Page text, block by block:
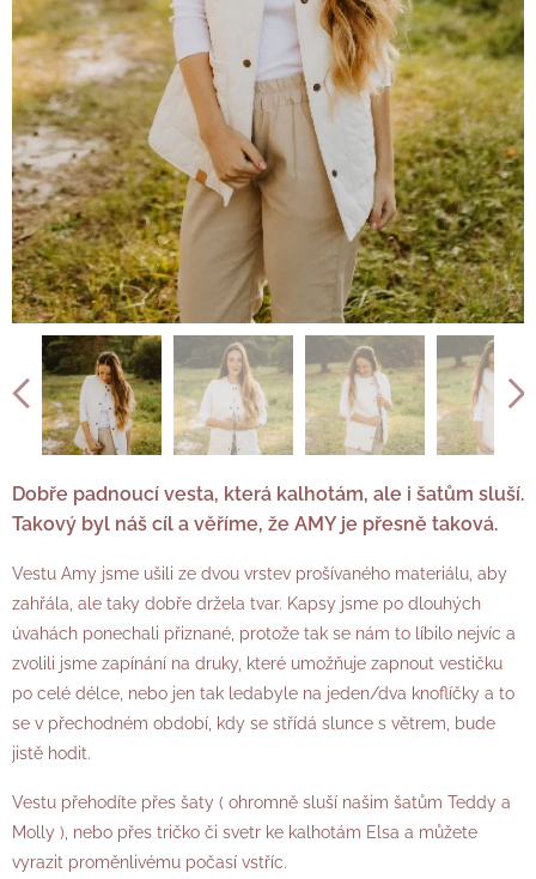
Dobře padnoucí vesta, která kalhotám, ale i šatům sluší.
Takový byl náš cíl a věříme, že AMY je přesně taková.
Vestu Amy jsme ušili ze dvou vrstev prošívaného materiálu, aby
zahřála, ale taky dobře držela tvar. Kapsy jsme po dlouhých
úvahách ponechali přiznané, protože tak se nám to líbilo nejvíc a
zvolili jsme zapínání na druky, které umožňuje zapnout vestičku
po celé délce, nebo jen tak ledabyle na jeden/dva knoflíčky a to
se v přechodném období, kdy se střídá slunce s větrem, bude
jistě hodit.
Vestu přehodíte přes šaty ( ohromně sluší našim šatům Teddy a
Molly ), nebo přes tričko či svetr ke kalhotám Elsa a můžete
vyrazit proměnlivému počasí vstříc.